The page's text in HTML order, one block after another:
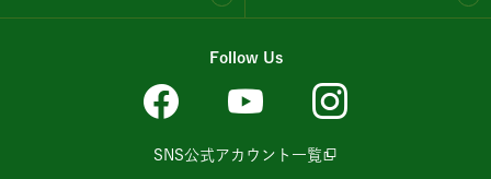
Follow Us
SNS公式アカウント一覧